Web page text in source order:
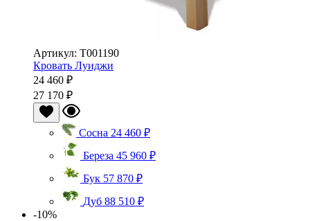
Артикул: Т001190
Кровать Луиджи
24 460 ₽
27 170 ₽
Сосна 24 460 ₽
Береза 45 960 ₽
Бук 57 870 ₽
Дуб 88 510 ₽
-10%